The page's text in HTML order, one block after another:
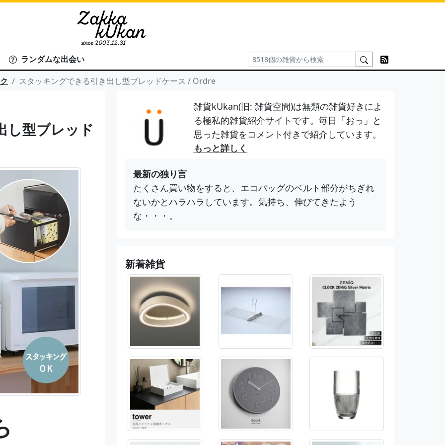
ランダムな出会い
スタッキングできる引き出し型ブレッドケース / Ordre
し型ブレッド
雑貨kUkan(旧: 雑貨空間)は無類の雑貨好きによ
る極私的雑貨紹介サイトです。毎日「おっ」と
思った雑貨をコメント付きで紹介しています。
もっと詳しく
最新の独り言
たくさん買い物をすると、エコバッグのベルト部分がちぎれ
ないかとハラハラしています。気持ち、伸びてきたよう
な・・・。
新着雑貨